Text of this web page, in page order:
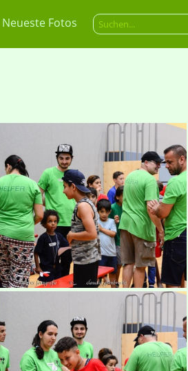
Neueste Fotos
3. Kids World Cup Bamberg